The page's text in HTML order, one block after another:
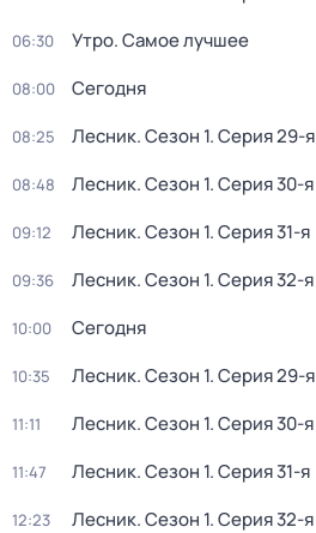
06:30 Утро. Самое лучшее
08:00 Сегодня
08:25 Лесник. Сезон 1. Серия 29-я
08:48 Лесник. Сезон 1. Серия 30-я
09:12 Лесник. Сезон 1. Серия 31-я
09:36 Лесник. Сезон 1. Серия 32-я
10:00 Сегодня
10:35 Лесник. Сезон 1. Серия 29-я
11:11 Лесник. Сезон 1. Серия 30-я
11:47 Лесник. Сезон 1. Серия 31-я
12:23 Лесник. Сезон 1. Серия 32-я